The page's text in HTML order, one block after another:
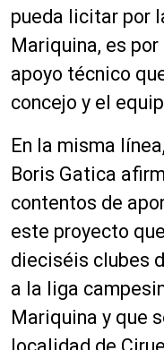
pueda licitar por
Mariquina, es
apoyo técnico
concejo y el
En la misma
Boris Gatica
contentos de
este proyecto
dieciséis clubes
a la liga
Mariquina y que